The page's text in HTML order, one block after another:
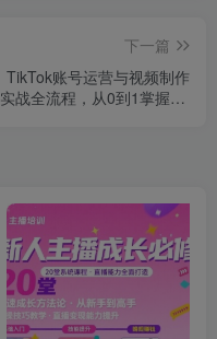
下一篇
TikTok账号运营与视频制作
实战全流程，从0到1掌握TK